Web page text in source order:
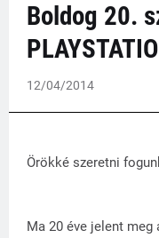
Boldog 20.
12/04/2014
Örökké szeretni
Ma 20 éve jelent